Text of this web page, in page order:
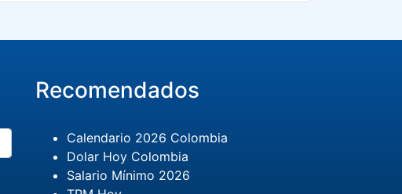
Recomendados
Calendario 2026 Colombia
Dolar Hoy Colombia
Salario Mínimo 2026